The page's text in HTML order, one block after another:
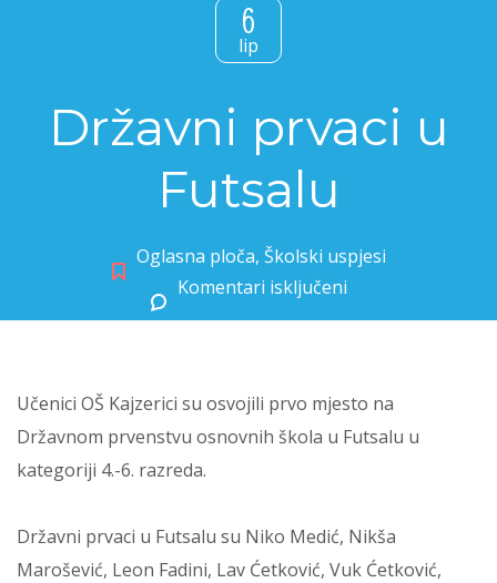
6
lip
Državni prvaci u
Futsalu
Oglasna ploča, Školski uspjesi
Komentari isključeni
Učenici OŠ Kajzerici su osvojili prvo mjesto na
Državnom prvenstvu osnovnih škola u Futsalu u
kategoriji 4.-6. razreda.
Državni prvaci u Futsalu su Niko Medić, Nikša
Marošević, Leon Fadini, Lav Ćetković, Vuk Ćetković,